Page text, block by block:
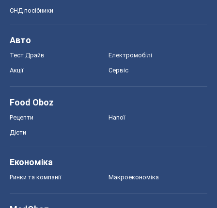
СНД посібники
Авто
Тест Драйв Електромобілі
Акції Сервіс
Food Oboz
Рецепти Напої
Дієти
Економіка
Ринки та компанії Макроекономіка